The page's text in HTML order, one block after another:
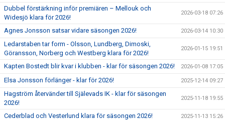
Dubbel förstärkning inför premiären – Mellouk och
Widesjö klara för 2026!
2026-03-18 07:26
Agnes Jonsson satsar vidare säsongen 2026! 2026-03-14 10:30
Ledarstaben tar form - Olsson, Lundberg, Dimoski,
Göransson, Norberg och Westberg klara för 2026!
2026-01-15 19:51
Kapten Bostedt blir kvar i klubben - klar för säsongen 2026! 2026-01-08 17:05
Elsa Jonsson förlänger - klar för 2026! 2025-12-14 09:27
Hagström återvänder till Själevads IK - klar för säsongen
2026!
2025-11-18 19:55
Cederblad och Vesterlund klara för säsongen 2026! 2025-11-13 15:26